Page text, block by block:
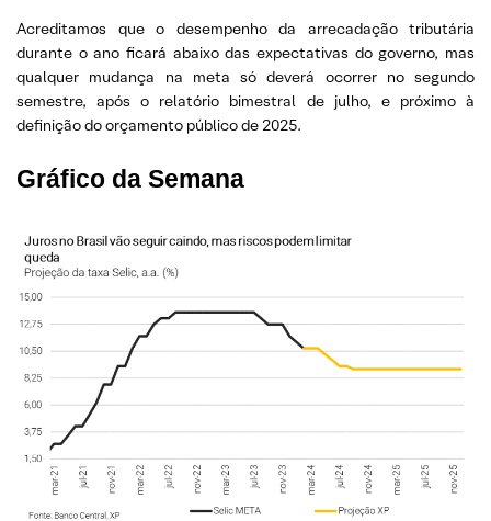
Acreditamos que o desempenho da arrecadação tributária
durante o ano ficará abaixo das expectativas do governo, mas
qualquer mudança na meta só deverá ocorrer no segundo
semestre, após o relatório bimestral de julho, e próximo à
definição do orçamento público de 2025.
Gráfico da Semana